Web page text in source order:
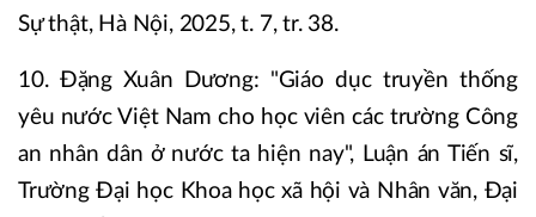
Sự thật, Hà Nội, 2025, t. 7, tr. 38.
10. Đặng Xuân Dương: "Giáo dục truyền thống
yêu nước Việt Nam cho học viên các trường Công
an nhân dân ở nước ta hiện nay", Luận án Tiến sĩ,
Trường Đại học Khoa học xã hội và Nhân văn, Đại